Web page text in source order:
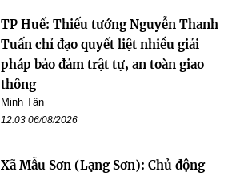
TP Huế: Thiếu tướng Nguyễn Thanh
Tuấn chỉ đạo quyết liệt nhiều giải
pháp bảo đảm trật tự, an toàn giao
thông
Minh Tân
12:03 06/08/2026
Xã Mẫu Sơn (Lạng Sơn): Chủ động